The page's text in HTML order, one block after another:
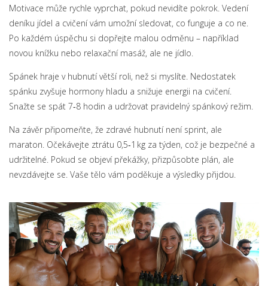
Motivace může rychle vyprchat, pokud nevidíte pokrok. Vedení
deníku jídel a cvičení vám umožní sledovat, co funguje a co ne.
Po každém úspěchu si dopřejte malou odměnu – například
novou knížku nebo relaxační masáž, ale ne jídlo.
Spánek hraje v hubnutí větší roli, než si myslíte. Nedostatek
spánku zvyšuje hormony hladu a snižuje energii na cvičení.
Snažte se spát 7‑8 hodin a udržovat pravidelný spánkový režim.
Na závěr připomeňte, že zdravé hubnutí není sprint, ale
maraton. Očekávejte ztrátu 0,5‑1 kg za týden, což je bezpečné a
udržitelné. Pokud se objeví překážky, přizpůsobte plán, ale
nevzdávejte se. Vaše tělo vám poděkuje a výsledky přijdou.